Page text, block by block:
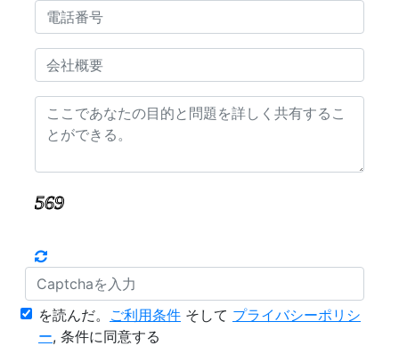
を読んだ。 ご利用条件 そして プライバシーポリシ
ー, 条件に同意する